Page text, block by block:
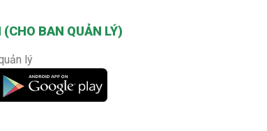
BAN QUẢN LÝ)
lý